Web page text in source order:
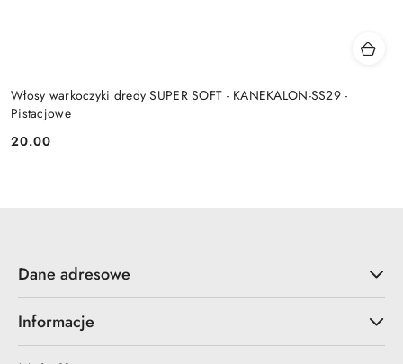
Włosy warkoczyki dredy SUPER SOFT - KANEKALON-SS29 -
Pistacjowe
Cena:
20.00
Dane adresowe
Informacje